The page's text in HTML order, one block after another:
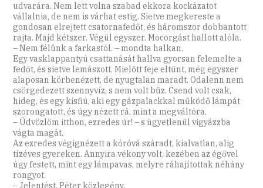
udvarára. Nem lett volna szabad ekkora kockázatot
vállalnia, de nem is várhat estig. Sietve megkereste a
gondosan elrejtett csatornafedőt, és háromszor dobbantott
rajta. Majd kétszer. Végül egyszer. Mocorgást hallott alóla.
– Nem félünk a farkastól. – mondta halkan.
Egy vasklappantyú csattanását hallva gyorsan felemelte a
fedőt, és sietve lemászott. Mielőtt feje eltűnt, még egyszer
alaposan körbenézett, de nyugtalan maradt. Odalenn nem
csörgedezett szennyvíz, s nem volt bűz. Csend volt csak,
hideg, és egy kisfiú, aki egy gázpalackkal működő lámpát
szorongatott, és úgy nézett rá, mint a megváltóra.
– Üdvözlöm itthon, ezredes úr! – s ügyetlenül vigyázzba
vágta magát.
Az ezredes végignézett a kóróvá száradt, kialvatlan, alig
tízéves gyereken. Annyira vékony volt, kezében az égővel
úgy festett, mint egy lámpavas, melyre ráhajítottak néhány
rongyot.
– Jelentést, Péter közlegény.